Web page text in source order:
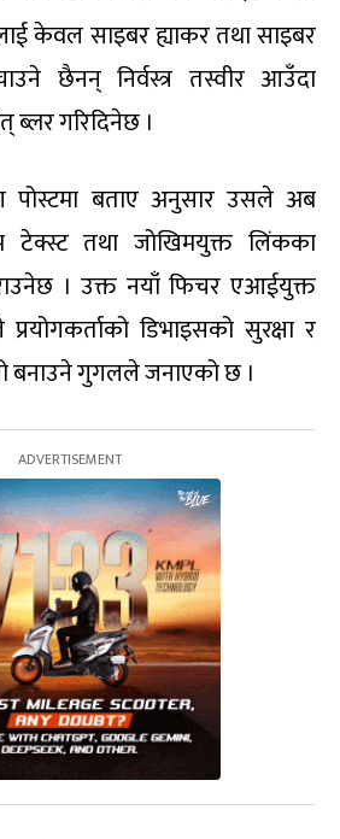
केवल साइबर ह्याकर तथा साइबर
छैनन् निर्वस्त्र तस्वीर आउँदा
ब्लर गरिदिनेछ ।
बताए अनुसार उसले अब
टेक्स्ट तथा जोखिमयुक्त लिंकका
। उक्त नयाँ फिचर एआईयुक्त
डिभाइसको सुरक्षा र
बनाउने गुगलले जनाएको छ ।